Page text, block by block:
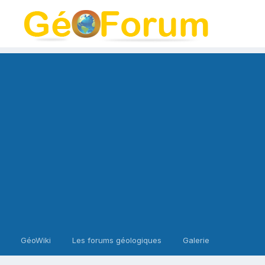
GéoWiki Les forums géologiques Galerie